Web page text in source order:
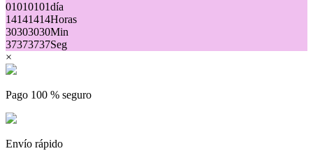
01010101día
14141414Horas
30303030Min
37373737Seg
×
Pago 100 % seguro
Envío rápido